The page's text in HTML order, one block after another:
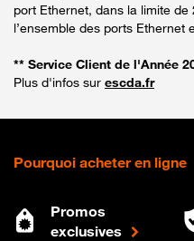
port Ethernet, dans la limite
l’ensemble des ports Ethernet
** Service Client de l'Année
Plus d'infos sur escda.fr
Pourquoi acheter en ligne
Promos
exclusives